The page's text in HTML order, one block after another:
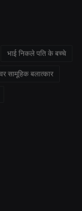
भाई निकले पति के बच्चे
सामूहिक बलात्कार